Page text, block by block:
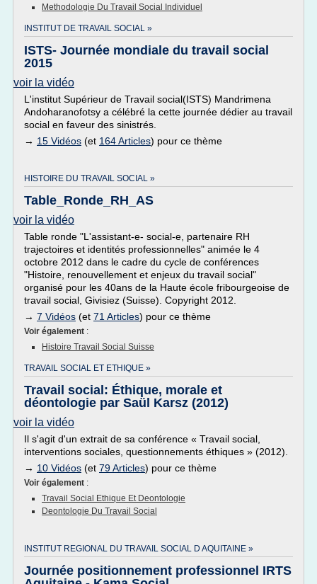
Methodologie Du Travail Social Individuel
INSTITUT DE TRAVAIL SOCIAL »
ISTS- Journée mondiale du travail social
2015
voir la vidéo
L'institut Supérieur de Travail social(ISTS) Mandrimena
Andoharanofotsy a célébré la cette journée dédier au travail
social en faveur des sinistrés.
→ 15 Vidéos (et 164 Articles) pour ce thème
HISTOIRE DU TRAVAIL SOCIAL »
Table_Ronde_RH_AS
voir la vidéo
Table ronde "L'assistant-e- social-e, partenaire RH
trajectoires et identités professionnelles" animée le 4
octobre 2012 dans le cadre du cycle de conférences
"Histoire, renouvellement et enjeux du travail social"
organisé pour les 40ans de la Haute école fribourgeoise de
travail social, Givisiez (Suisse). Copyright 2012.
→ 7 Vidéos (et 71 Articles) pour ce thème
Voir également :
Histoire Travail Social Suisse
TRAVAIL SOCIAL ET ETHIQUE »
Travail social: Éthique, morale et
déontologie par Saül Karsz (2012)
voir la vidéo
Il s'agit d'un extrait de sa conférence « Travail social,
interventions sociales, questionnements éthiques » (2012).
→ 10 Vidéos (et 79 Articles) pour ce thème
Voir également :
Travail Social Ethique Et Deontologie
Deontologie Du Travail Social
INSTITUT REGIONAL DU TRAVAIL SOCIAL D AQUITAINE »
Journée positionnement professionnel IRTS